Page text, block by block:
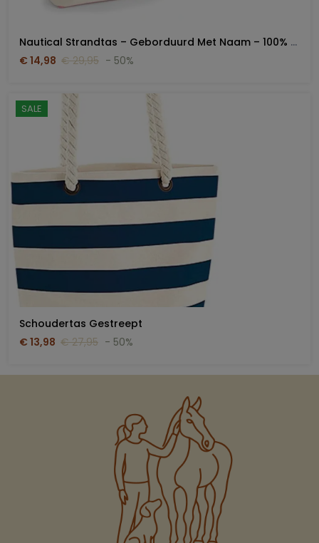
Nautical Strandtas – Geborduurd Met Naam – 100% Katoen Canvas
€ 14,98 € 29,95 - 50%
SALE
Schoudertas Gestreept
€ 13,98 € 27,95 - 50%